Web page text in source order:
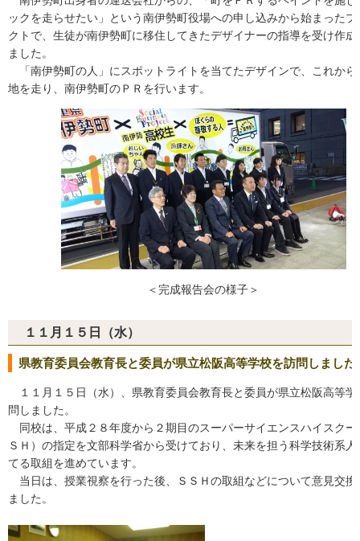
ックを走らせたい」という南伊勢町役場への申し込みから始まったプ
クトで、生徒が南伊勢町に移住してきたデザイナーの指導を受け作成
ました。
「南伊勢町の人」にスポットライトを当てたデザインで、これから
地を走り、南伊勢町のＰＲを行います。
＜完成報告会の様子＞
１１月１５日（水）
県教育委員会教育長と委員が県立松阪高等学校を訪問しました
１１月１５日（水）、県教育委員会教育長と委員が県立松阪高等学
問しました。
同校は、平成２８年度から２期目のスーパーサイエンスハイスクー
ＳＨ）の指定を文部科学省から受けており、未来を担う科学技術系人
てる取組を進めています。
当日は、授業視察を行った後、ＳＳＨの取組などについて意見交換
ました。